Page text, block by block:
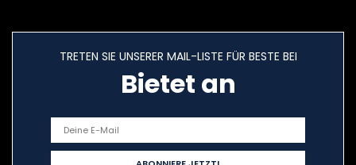
TRETEN SIE UNSERER MAIL-LISTE FÜR BESTE BEI
Bietet an